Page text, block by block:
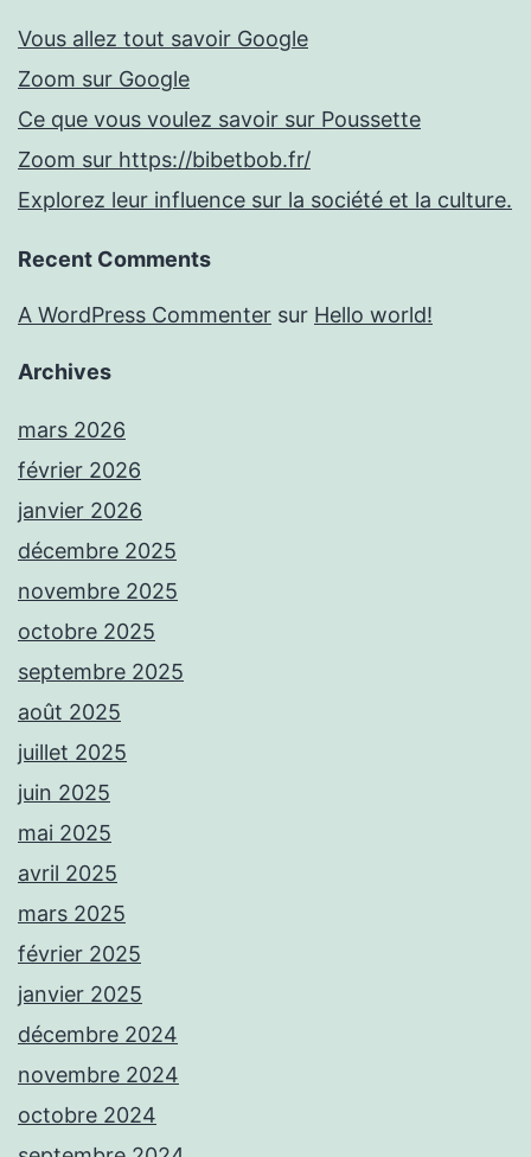
Vous allez tout savoir Google
Zoom sur Google
Ce que vous voulez savoir sur Poussette
Zoom sur https://bibetbob.fr/
Explorez leur influence sur la société et la culture.
Recent Comments
A WordPress Commenter sur Hello world!
Archives
mars 2026
février 2026
janvier 2026
décembre 2025
novembre 2025
octobre 2025
septembre 2025
août 2025
juillet 2025
juin 2025
mai 2025
avril 2025
mars 2025
février 2025
janvier 2025
décembre 2024
novembre 2024
octobre 2024